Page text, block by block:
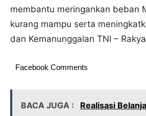
membantu meringankan beban
kurang mampu serta
dan Kemanunggalan TNI –
Facebook Comments
BACA JUGA :
Realisasi